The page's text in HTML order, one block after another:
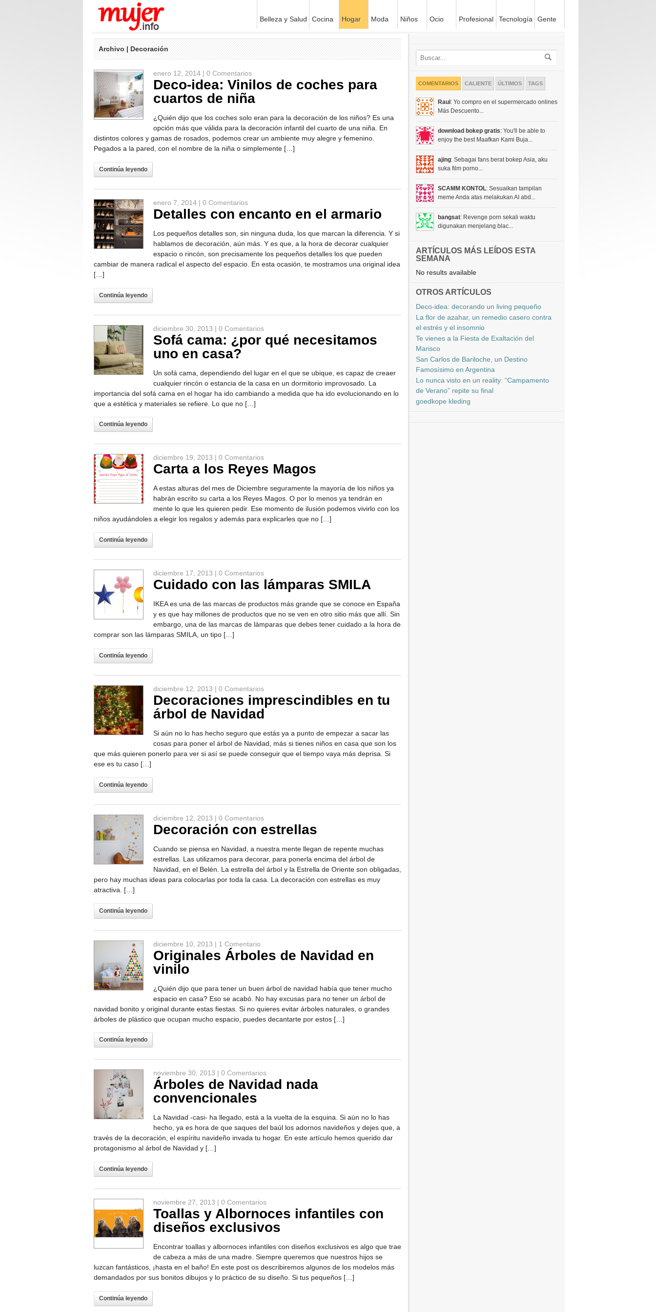
Belleza y Salud Cocina Hogar Moda Niños Ocio Profesional Tecnología Gente
Archivo | Decoración
enero 12, 2014 | 0 Comentarios
Deco-idea: Vinilos de coches para
cuartos de niña
¿Quién dijo que los coches solo eran para la decoración de los niños? Es una
opción más que válida para la decoración infantil del cuarto de una niña. En
distintos colores y gamas de rosados, podemos crear un ambiente muy alegre y femenino.
Pegados a la pared, con el nombre de la niña o simplemente […]
Continúa leyendo
enero 7, 2014 | 0 Comentarios
Detalles con encanto en el armario
Los pequeños detalles son, sin ninguna duda, los que marcan la diferencia. Y si
hablamos de decoración, aún más. Y es que, a la hora de decorar cualquier
espacio o rincón, son precisamente los pequeños detalles los que pueden
cambiar de manera radical el aspecto del espacio. En esta ocasión, te mostramos una original idea
[…]
Continúa leyendo
diciembre 30, 2013 | 0 Comentarios
Sofá cama: ¿por qué necesitamos
uno en casa?
Un sofá cama, dependiendo del lugar en el que se ubique, es capaz de creaer
cualquier rincón o estancia de la casa en un dormitorio improvosado. La
importancia del sofá cama en el hogar ha ido cambiando a medida que ha ido evolucionando en lo
que a estética y materiales se refiere. Lo que no […]
Continúa leyendo
diciembre 19, 2013 | 0 Comentarios
Carta a los Reyes Magos
A estas alturas del mes de Diciembre seguramente la mayoría de los niños ya
habrán escrito su carta a los Reyes Magos. O por lo menos ya tendrán en
mente lo que les quieren pedir. Ese momento de ilusión podemos vivirlo con los
niños ayudándoles a elegir los regalos y además para explicarles que no […]
Continúa leyendo
diciembre 17, 2013 | 0 Comentarios
Cuidado con las lámparas SMILA
IKEA es una de las marcas de productos más grande que se conoce en España
y es que hay millones de productos que no se ven en otro sitio más que allí. Sin
embargo, una de las marcas de lámparas que debes tener cuidado a la hora de
comprar son las lámparas SMILA, un tipo […]
Continúa leyendo
diciembre 12, 2013 | 0 Comentarios
Decoraciones imprescindibles en tu
árbol de Navidad
Si aún no lo has hecho seguro que estás ya a punto de empezar a sacar las
cosas para poner el árbol de Navidad, más si tienes niños en casa que son los
que más quieren ponerlo para ver si así se puede conseguir que el tiempo vaya más deprisa. Si
ese es tu caso […]
Continúa leyendo
diciembre 12, 2013 | 0 Comentarios
Decoración con estrellas
Cuando se piensa en Navidad, a nuestra mente llegan de repente muchas
estrellas. Las utilizamos para decorar, para ponerla encima del árbol de
Navidad, en el Belén. La estrella del árbol y la Estrella de Oriente son obligadas,
pero hay muchas ideas para colocarlas por toda la casa. La decoración con estrellas es muy
atractiva. […]
Continúa leyendo
diciembre 10, 2013 | 1 Comentario
Originales Árboles de Navidad en
vinilo
¿Quién dijo que para tener un buen árbol de navidad había que tener mucho
espacio en casa? Eso se acabó. No hay excusas para no tener un árbol de
navidad bonito y original durante estas fiestas. Si no quieres evitar árboles naturales, o grandes
árboles de plástico que ocupan mucho espacio, puedes decantarte por estos […]
Continúa leyendo
noviembre 30, 2013 | 0 Comentarios
Árboles de Navidad nada
convencionales
La Navidad -casi- ha llegado, está a la vuelta de la esquina. Si aún no lo has
hecho, ya es hora de que saques del baúl los adornos navideños y dejes que, a
través de la decoración, el espíritu navideño invada tu hogar. En este artículo hemos querido dar
protagonismo al árbol de Navidad y […]
Continúa leyendo
noviembre 27, 2013 | 0 Comentarios
Toallas y Albornoces infantiles con
diseños exclusivos
Encontrar toallas y albornoces infantiles con diseños exclusivos es algo que trae
de cabeza a más de una madre. Siempre queremos que nuestros hijos se
luzcan fantásticos, ¡hasta en el baño! En este post os describiremos algunos de los modelos más
demandados por sus bonitos dibujos y lo práctico de su diseño. Si tus pequeños […]
Continúa leyendo
COMENTARIOS CALIENTE ÚLTIMOS TAGS
Raul : Yo compro en el supermercado onlines
Más Descuento...
download bokep gratis: You'll be able to
enjoy the best Maafkan Kami Buja...
ajing: Sebagai fans berat bokep Asia, aku
suka film porno...
SCAMM KONTOL: Sesuaikan tampilan
meme Anda atas melakukan AI abd...
bangsat: Revenge porn sekali waktu
digunakan menjelang blac...
ARTÍCULOS MÁS LEÍDOS ESTA
SEMANA
No results available
OTROS ARTÍCULOS
Deco-idea: decorando un living pequeño
La flor de azahar, un remedio casero contra
el estrés y el insomnio
Te vienes a la Fiesta de Exaltación del
Marisco
San Carlos de Bariloche, un Destino
Famosísimo en Argentina
Lo nunca visto en un reality: “Campamento
de Verano” repite su final
goedkope kleding